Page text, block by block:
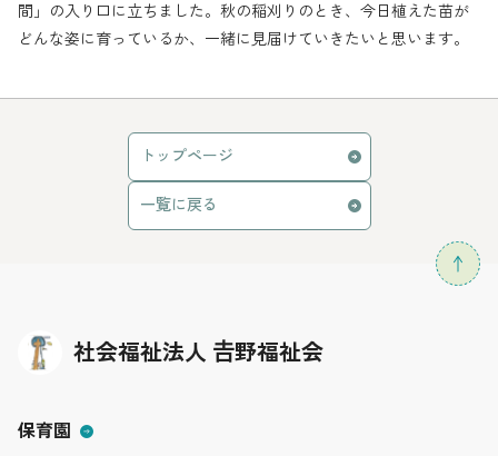
間」の入り口に立ちました。秋の稲刈りのとき、今日植えた苗が
どんな姿に育っているか、一緒に見届けていきたいと思います。
トップページ
一覧に戻る
社会福祉法人 𠮷野福祉会
保育園